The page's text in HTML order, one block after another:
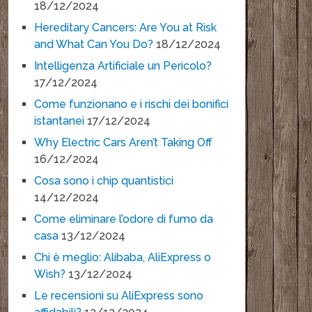
18/12/2024
Hereditary Cancers: Are You at Risk
and What Can You Do? 18/12/2024
Intelligenza Artificiale un Pericolo?
17/12/2024
Come funzionano e i rischi dei bonifici
istantanei 17/12/2024
Why Electric Cars Aren’t Taking Off
16/12/2024
Cosa sono i chip quantistici
14/12/2024
Come eliminare l’odore di fumo da
casa 13/12/2024
Chi è meglio: Alibaba, AliExpress o
Wish? 13/12/2024
Le recensioni su AliExpress sono